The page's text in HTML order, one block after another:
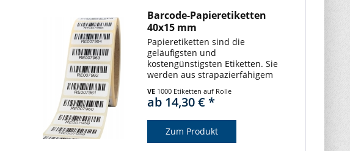
Barcode-Papieretiketten
40x15 mm
Papieretiketten sind die
geläufigsten und
kostengünstigsten Etiketten. Sie
werden aus strapazierfähigem
den alltäglichen Gebrauch in
Innenräumen gut geeignet.
Unsere Barcodeetiketten sind
vielfältig...
VE 1000 Etiketten auf Rolle
ab 14,30 € *
Zum Produkt